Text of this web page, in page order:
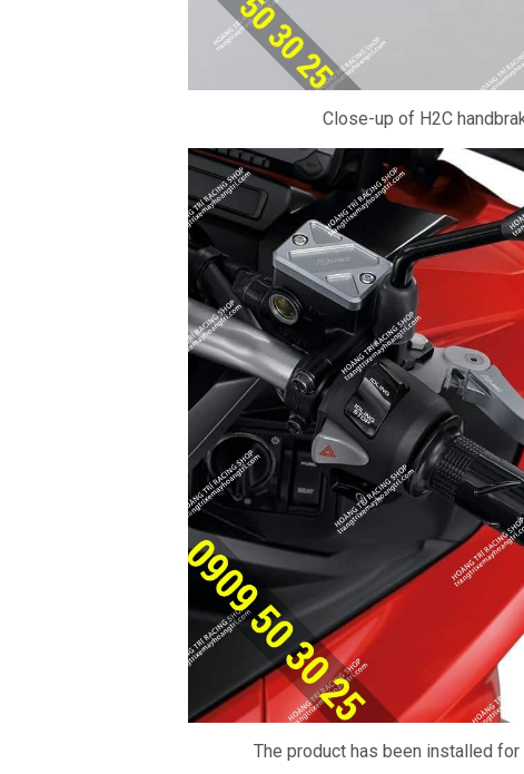
Close-up of H2C
The product has been installed